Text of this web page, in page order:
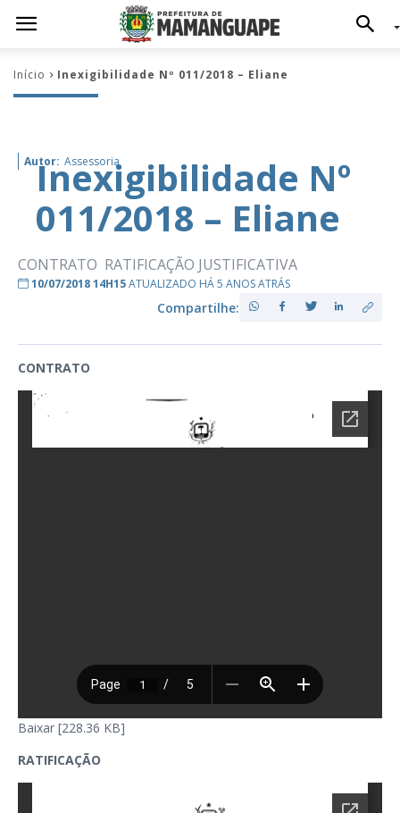
Início Inexigibilidade Nº 011/2018 – Eliane
Autor: Assessoria
Inexigibilidade Nº
011/2018 – Eliane
CONTRATO RATIFICAÇÃO JUSTIFICATIVA
10/07/2018 14H15ATUALIZADO HÁ 5 ANOS ATRÁS
Compartilhe:
CONTRATO
Baixar [228.36 KB]
RATIFICAÇÃO